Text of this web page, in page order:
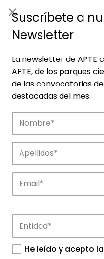
Suscríbete a
Newsletter
La newsletter de APTE
APTE, de los parques
de las convocatorias
destacadas del mes.
He leído y acepto la